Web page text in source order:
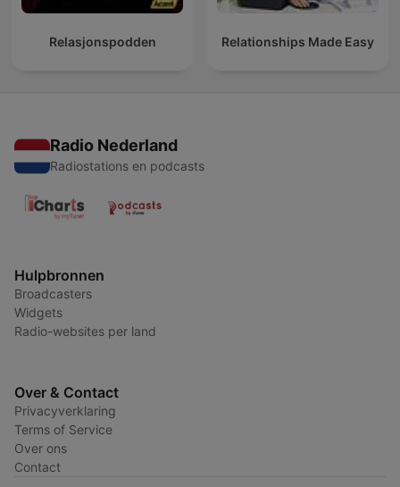
Relasjonspodden Relationships Made Easy
Radio Nederland
Radiostations en podcasts
Hulpbronnen
Broadcasters
Widgets
Radio-websites per land
Over & Contact
Privacyverklaring
Terms of Service
Over ons
Contact